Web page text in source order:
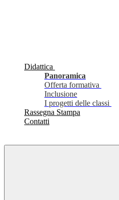
Didattica
Panoramica
Offerta formativa
Inclusione
I progetti delle classi
Rassegna Stampa
Contatti